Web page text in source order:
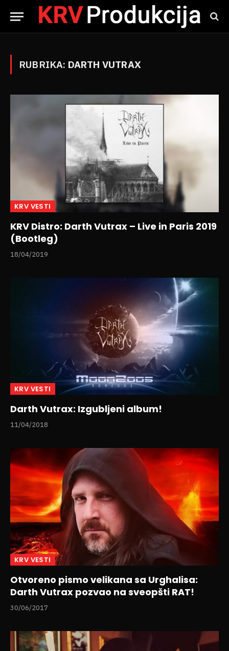
RUBRIKA: DARTH VUTRAX
KRV VESTI
KRV Distro: Darth Vutrax – Live in Paris 2019
(Bootleg)
18/04/2019
KRV VESTI
Darth Vutrax: Izgubljeni album!
11/04/2018
KRV VESTI
Otvoreno pismo velikana sa Urghalisa:
Darth Vutrax pozvao na sveopšti RAT!
30/06/2017